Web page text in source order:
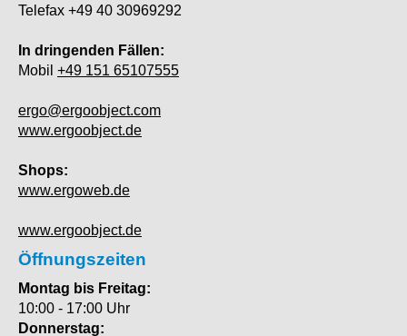
Telefax +49 40 30969292
In dringenden Fällen:
Mobil +49 151 65107555
ergo@ergoobject.com
www.ergoobject.de
Shops:
www.ergoweb.de
www.ergoobject.de
Öffnungszeiten
Montag bis Freitag:
10:00 - 17:00 Uhr
Donnerstag: